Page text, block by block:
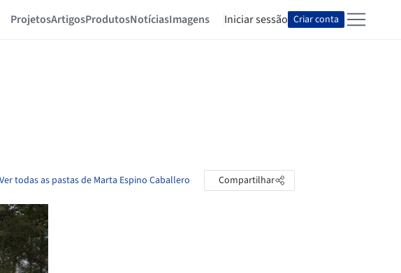
ProjetosArtigosProdutosNotíciasImagens Iniciar sessão Criar conta
Ver todas as pastas de Marta Espino Caballero Compartilhar